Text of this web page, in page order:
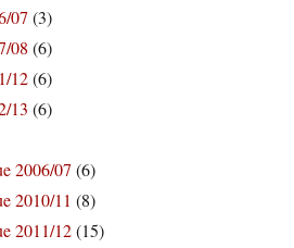
07 (3)
08 (6)
12(6)
13 (6)
2006/07 (6)
2010/11 (8)
2011/12(15)